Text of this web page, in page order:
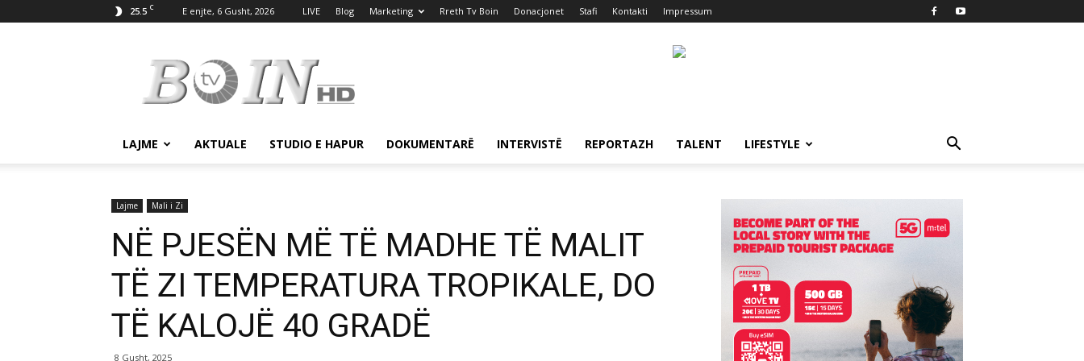
25.5 C E enjte, 6 Gusht, 2026 LIVE Blog Marketing Rreth Tv Boin Donacjonet Stafi Kontakti Impressum
Boin
LAJME AKTUALE STUDIO E HAPUR DOKUMENTARË INTERVISTË REPORTAZH TALENT LIFESTYLE
Lajme Mali i Zi
NË PJESËN MË TË MADHE TË MALIT
TË ZI TEMPERATURA TROPIKALE, DO
TË KALOJË 40 GRADË
8 Gusht, 2025